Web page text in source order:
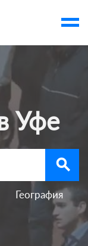
Уфе
search
География